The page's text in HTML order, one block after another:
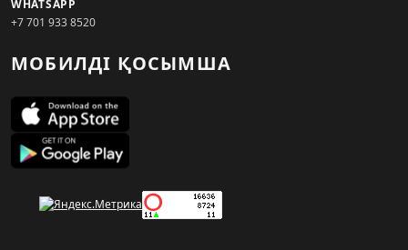
WHATSAPP
+7 701 933 8520
МОБИЛДІ ҚОСЫМША